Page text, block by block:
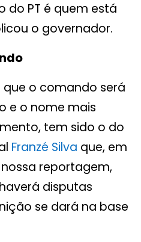
do PT é quem está
o governador.
que o comando será
e o nome mais
tem sido o do
Franzé Silva que, em
reportagem,
disputas
se dará na base